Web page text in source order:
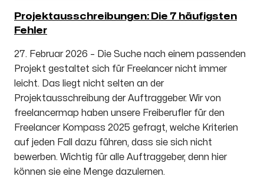
Projektausschreibungen: Die 7 häufigsten
Fehler
27. Februar 2026 – Die Suche nach einem passenden
Projekt gestaltet sich für Freelancer nicht immer
leicht. Das liegt nicht selten an der
Projektausschreibung der Auftraggeber. Wir von
freelancermap haben unsere Freiberufler für den
Freelancer Kompass 2025 gefragt, welche Kriterien
auf jeden Fall dazu führen, dass sie sich nicht
bewerben. Wichtig für alle Auftraggeber, denn hier
können sie eine Menge dazulernen.